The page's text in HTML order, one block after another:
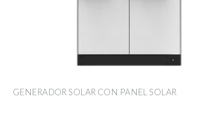
GENERADOR SOLAR CON PANEL SOLAR